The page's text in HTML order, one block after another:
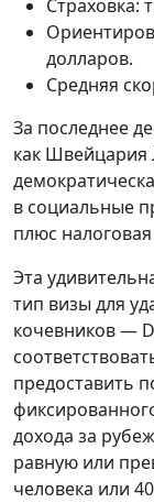
Страховка:
долларов.
Средняя
За последнее
как Швейцария
в социальные
плюс
Эта
тип визы для
кочевников —
предоставить
дохода за
равную или
человека или